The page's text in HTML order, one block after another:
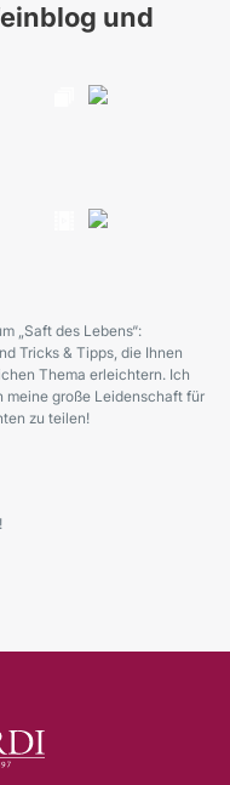
und
„Saft des Lebens“:
Tricks & Tipps, die Ihnen
Thema erleichtern. Ich
meine große Leidenschaft für
zu teilen!